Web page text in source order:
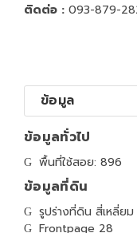
ติดต่อ : 093-879-
ข้อมูล
ข้อมูลทั่วไป
พื้นที่ใช้สอย: 896
ข้อมูลที่ดิน
รูปร่างที่ดิน สี่เหลี่ยม
Frontpage 28